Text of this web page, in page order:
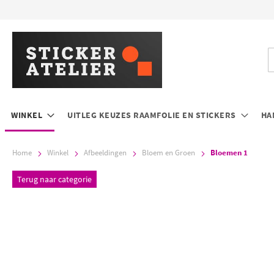
inhoud
WINKEL UITLEG KEUZES RAAMFOLIE EN STICKERS
Home Winkel Afbeeldingen Bloem en Groen Bloemen 1
Terug naar categorie